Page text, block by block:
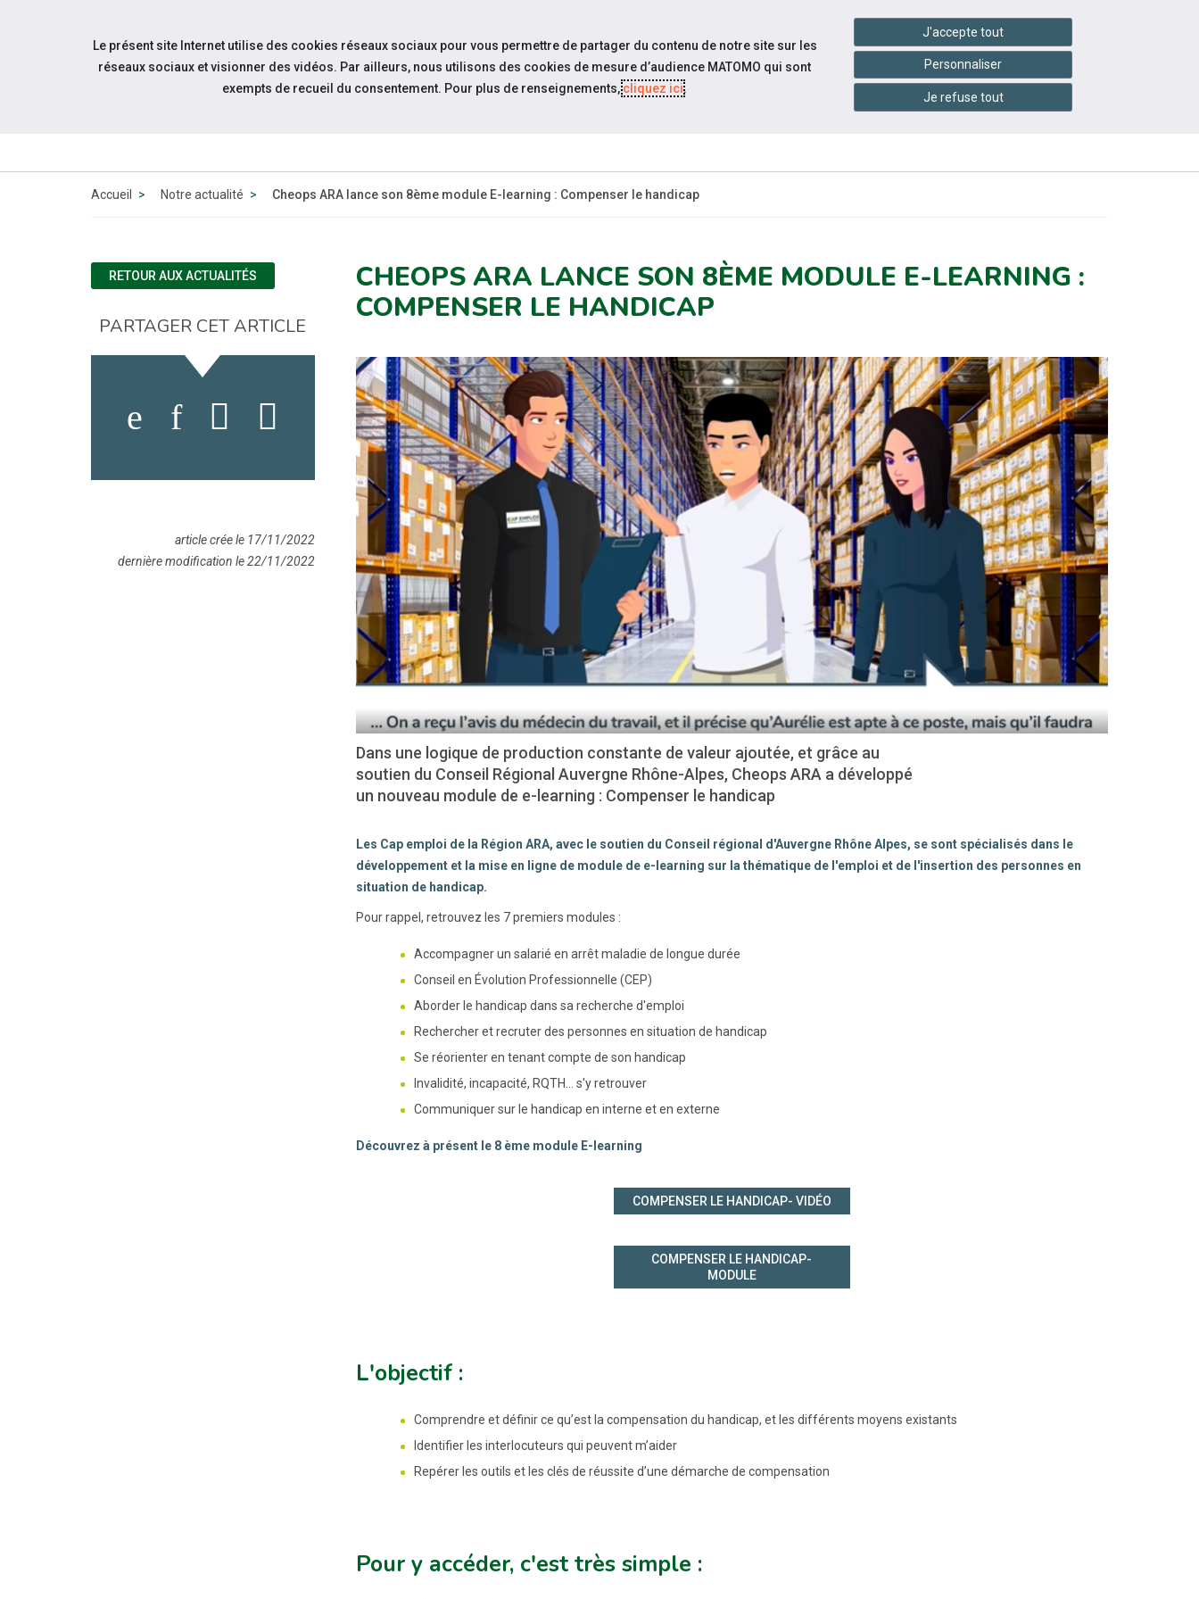
Aller au contenu
Accessibilité handshake Services en ligne
QUI
ESPACE
RESSOURCES
INFOS
PRATIQUES
NOUS
Accueil Notre actualité Cheops ARA lance son 8ème module E-learning : Compenser le handicap
CHEOPS ARA LANCE SON 8ÈME MODULE E-LEARNING :
COMPENSER LE HANDICAP
Dans une logique de production constante de valeur ajoutée, et grâce au
soutien du Conseil Régional Auvergne Rhône-Alpes, Cheops ARA a développé
un nouveau module de e-learning : Compenser le handicap
Les Cap emploi de la Région ARA, avec le soutien du Conseil régional d'Auvergne Rhône Alpes, se sont spécialisés dans le
développement et la mise en ligne de module de e-learning sur la thématique de l'emploi et de l'insertion des personnes en
situation de handicap.
Pour rappel, retrouvez les 7 premiers modules :
Accompagner un salarié en arrêt maladie de longue durée
Conseil en Évolution Professionnelle (CEP)
Aborder le handicap dans sa recherche d'emploi
Rechercher et recruter des personnes en situation de handicap
Se réorienter en tenant compte de son handicap
Invalidité, incapacité, RQTH... s'y retrouver
Communiquer sur le handicap en interne et en externe
Découvrez à présent le 8 ème module E-learning
COMPENSER LE HANDICAP- VIDÉO
COMPENSER LE HANDICAP-
MODULE
L'objectif :
Comprendre et définir ce qu’est la compensation du handicap, et les différents moyens existants
Identifier les interlocuteurs qui peuvent m’aider
Repérer les outils et les clés de réussite d’une démarche de compensation
Pour y accéder, c'est très simple :
RETOUR AUX ACTUALITÉS
PARTAGER CET ARTICLE
article crée le 17/11/2022
dernière modification le 22/11/2022
Le présent site Internet utilise des cookies réseaux sociaux pour vous permettre de partager du contenu de notre site sur les
réseaux sociaux et visionner des vidéos. Par ailleurs, nous utilisons des cookies de mesure d’audience MATOMO qui sont
exempts de recueil du consentement. Pour plus de renseignements,cliquez ici.
J'accepte tout
Personnaliser
Je refuse tout